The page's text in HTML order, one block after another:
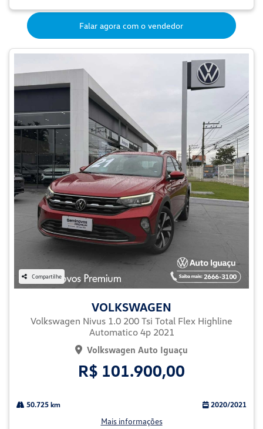
Falar agora com o vendedor
Compartilhe
VOLKSWAGEN
Volkswagen Nivus 1.0 200 Tsi Total Flex Highline
Automatico 4p 2021
Volkswagen Auto Iguaçu
R$ 101.900,00
50.725 km 2020/2021
Mais informações